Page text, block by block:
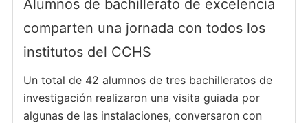
Alumnos de bachillerato de excelencia
comparten una jornada con todos los
institutos del CCHS
Un total de 42 alumnos de tres bachilleratos de
investigación realizaron una visita guiada por
algunas de las instalaciones, conversaron con